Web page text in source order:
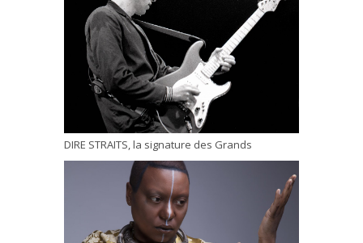
DIRE STRAITS, la signature des Grands